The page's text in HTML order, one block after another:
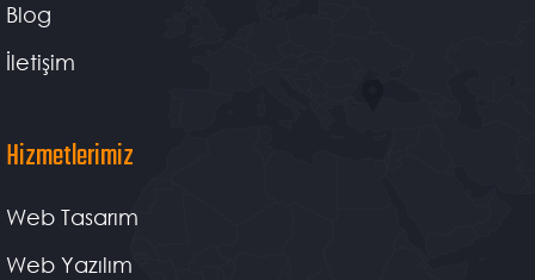
Blog
İletişim
Hizmetlerimiz
Web Tasarım
Web Yazılım